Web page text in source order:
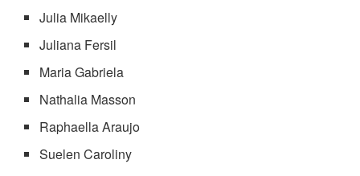
Julia Mikaelly
Juliana Fersil
Maria Gabriela
Nathalia Masson
Raphaella Araujo
Suelen Caroliny